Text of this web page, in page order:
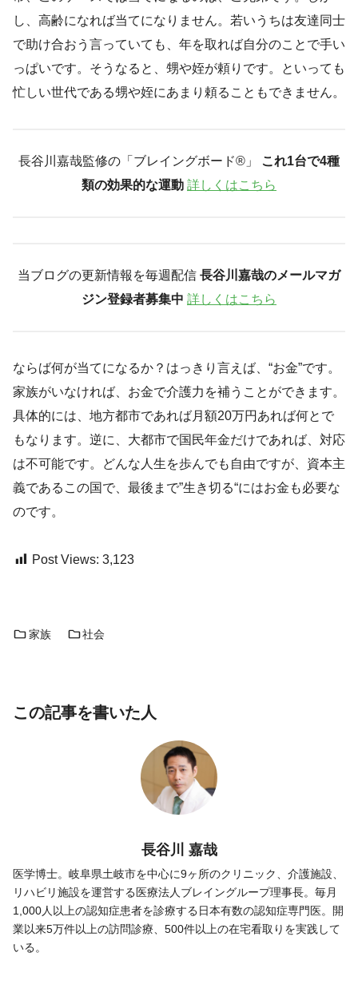
し、高齢になれば当てになりません。若いうちは友達同士
で助け合おう言っていても、年を取れば自分のことで手い
っぱいです。そうなると、甥や姪が頼りです。といっても
忙しい世代である甥や姪にあまり頼ることもできません。
長谷川嘉哉監修の「ブレイングボード®︎」
これ1台で4種
類の効果的な運動 詳しくはこちら
当ブログの更新情報を毎週配信 長谷川嘉哉のメールマガ
ジン登録者募集中 詳しくはこちら
ならば何が当てになるか？はっきり言えば、“お金”です。
家族がいなければ、お金で介護力を補うことができます。
具体的には、地方都市であれば月額20万円あれば何とで
もなります。逆に、大都市で国民年金だけであれば、対応
は不可能です。どんな人生を歩んでも自由ですが、資本主
義であるこの国で、最後まで”生き切る“にはお金も必要な
のです。
Post Views: 3,123
家族 社会
この記事を書いた人
長谷川 嘉哉
医学博士。岐阜県土岐市を中心に9ヶ所のクリニック、介護施設、
リハビリ施設を運営する医療法人ブレイングループ理事長。毎月
1,000人以上の認知症患者を診療する日本有数の認知症専門医。開
業以来5万件以上の訪問診療、500件以上の在宅看取りを実践して
いる。